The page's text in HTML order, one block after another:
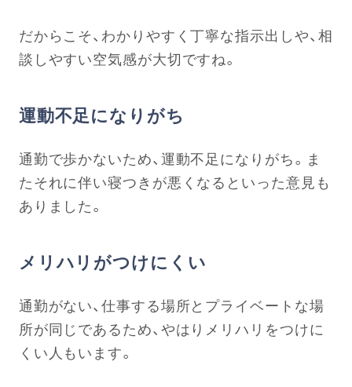
だからこそ、わかりやすく丁寧な指示出しや、相
談しやすい空気感が大切ですね。
運動不足になりがち
通勤で歩かないため、運動不足になりがち。ま
たそれに伴い寝つきが悪くなるといった意見も
ありました。
メリハリがつけにくい
通勤がない、仕事する場所とプライベートな場
所が同じであるため、やはりメリハリをつけに
くい人もいます。